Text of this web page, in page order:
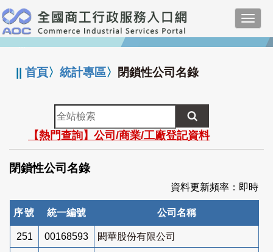
跳
到
主
要
:::
||首頁〉統計專區〉 閉鎖性公司名錄
全
站
檢
索
【熱門查詢】公司/商業/工廠登記資料
閉鎖性公司名錄
資料更新頻率：即時
序號 統一編號 公司名稱
251 00168593 閎華股份有限公司